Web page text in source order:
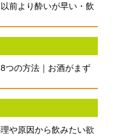
前より酔いが早い・飲
つの方法｜お酒がまず
や原因から飲みたい欲